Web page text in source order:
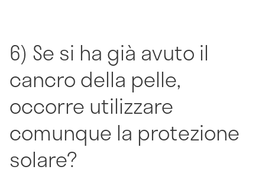
6) Se si ha già avuto il
cancro della pelle,
occorre utilizzare
comunque la protezione
solare?